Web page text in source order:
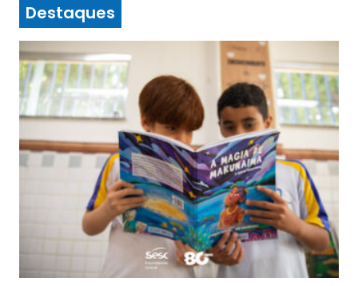
Destaques